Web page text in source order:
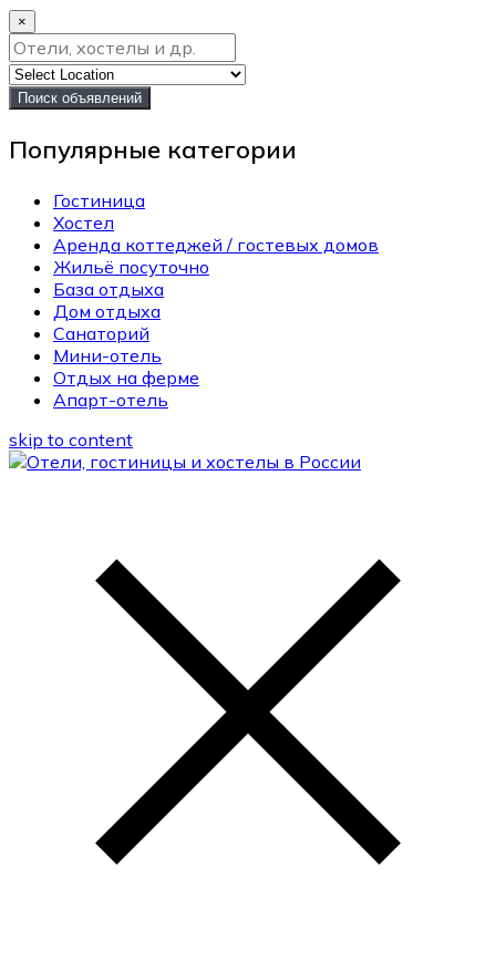
×
Поиск объявлений
Популярные категории
Гостиница
Хостел
Аренда коттеджей / гостевых домов
Жильё посуточно
База отдыха
Дом отдыха
Санаторий
Мини-отель
Отдых на ферме
Апарт-отель
skip to content